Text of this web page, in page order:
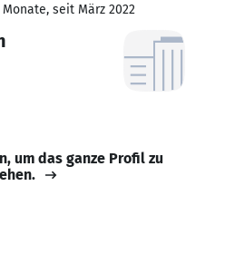
seit März 2022
um das ganze Profil zu